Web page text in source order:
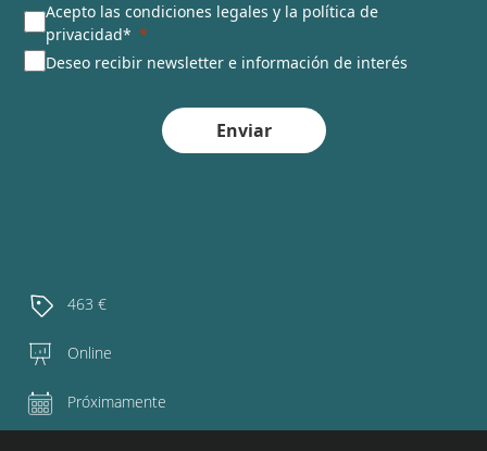
Acepto las condiciones legales y la política de
privacidad*
Deseo recibir newsletter e información de interés
Enviar
463 €
Online
Próximamente